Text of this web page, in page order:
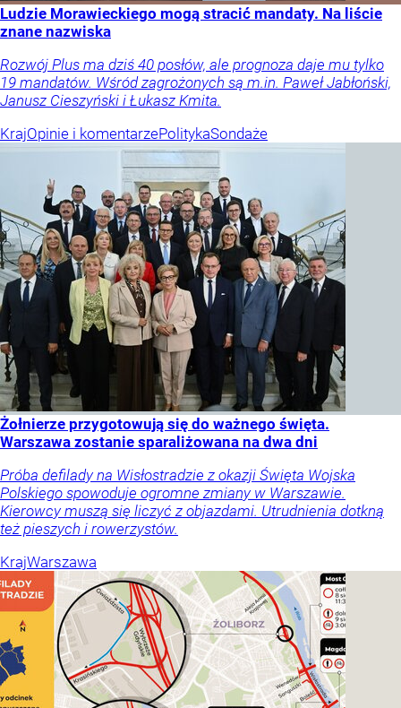
Ludzie Morawieckiego mogą stracić mandaty. Na liście
znane nazwiska
Rozwój Plus ma dziś 40 posłów, ale prognoza daje mu tylko
19 mandatów. Wśród zagrożonych są m.in. Paweł Jabłoński,
Janusz Cieszyński i Łukasz Kmita.
KrajOpinie i komentarzePolitykaSondaże
Żołnierze przygotowują się do ważnego święta.
Warszawa zostanie sparaliżowana na dwa dni
Próba defilady na Wisłostradzie z okazji Święta Wojska
Polskiego spowoduje ogromne zmiany w Warszawie.
Kierowcy muszą się liczyć z objazdami. Utrudnienia dotkną
też pieszych i rowerzystów.
KrajWarszawa